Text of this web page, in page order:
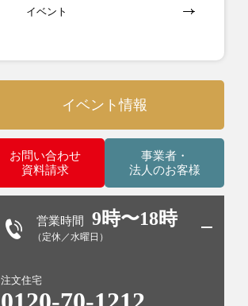
イベント
イベント情報
お問い合わせ
資料請求
事業者・
法人のお客様
営業時間 9時〜18時
（定休／水曜日）
注文住宅